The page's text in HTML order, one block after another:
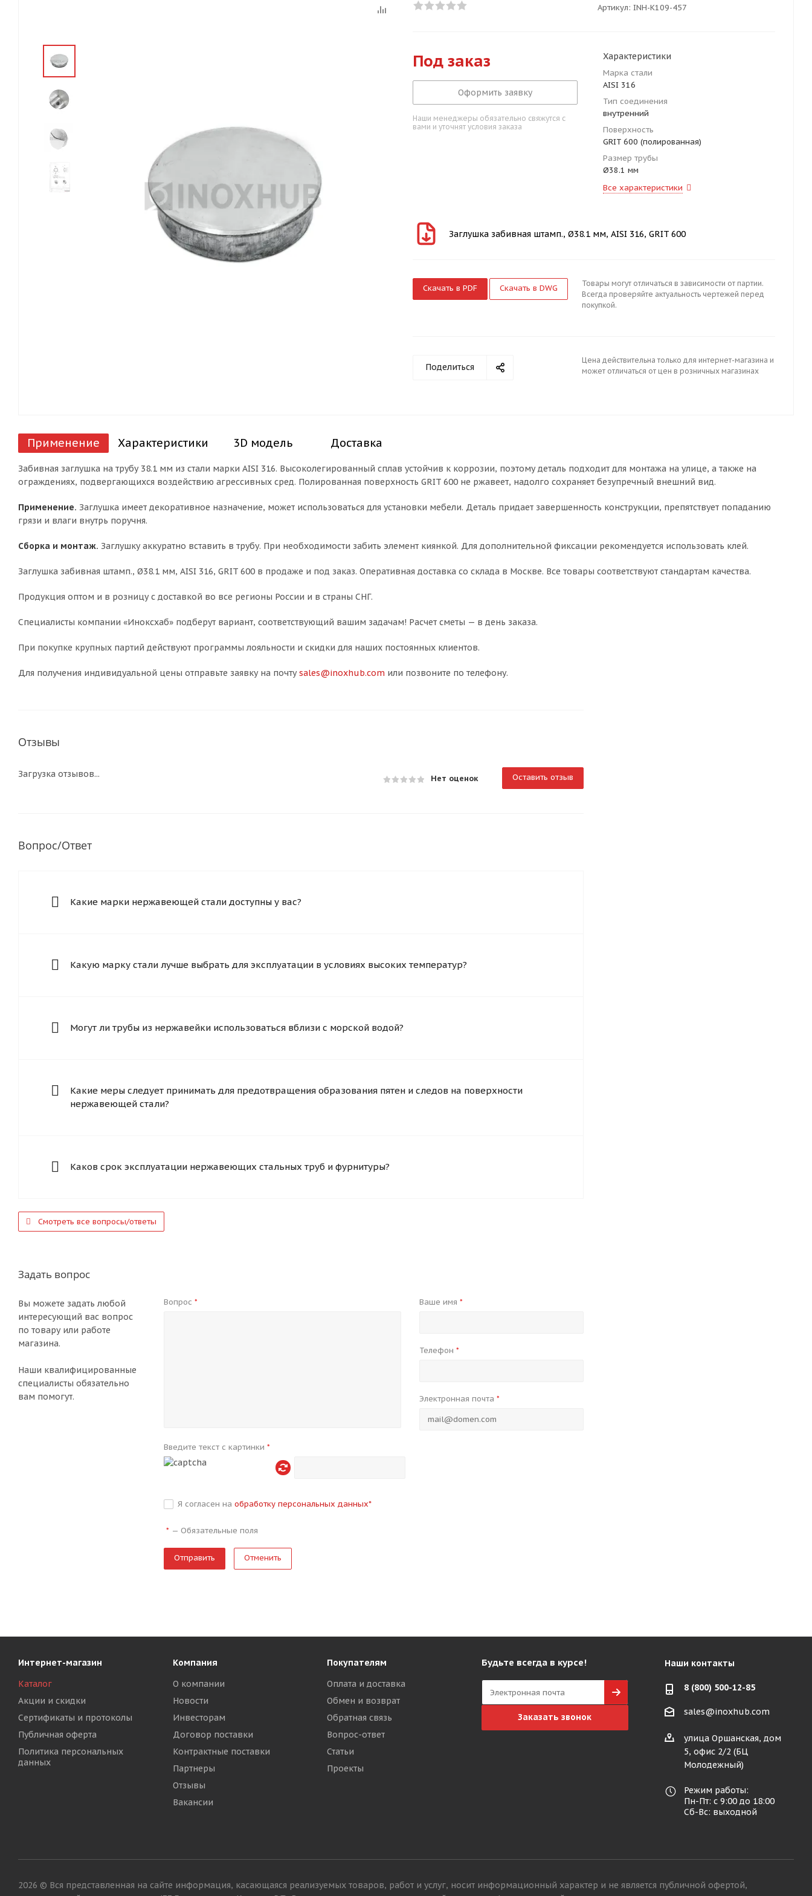
Артикул: INH-K109-457
Под заказ
Оформить заявку
Наши менеджеры обязательно свяжутся с
вами и уточнят условия заказа
Характеристики
Марка стали
AISI 316
Тип соединения
внутренний
Поверхность
GRIT 600 (полированная)
Размер трубы
Ø38.1 мм
Все характеристики
Заглушка забивная штамп., Ø38.1 мм, AISI 316, GRIT 600
Скачать в PDF Скачать в DWG
Товары могут отличаться в зависимости от партии.
Всегда проверяйте актуальность чертежей перед
покупкой.
Поделиться
Цена действительна только для интернет-магазина и
может отличаться от цен в розничных магазинах
Применение Характеристики 3D модель Доставка
Забивная заглушка на трубу 38.1 мм из стали марки AISI 316. Высоколегированный сплав устойчив к коррозии, поэтому деталь подходит для монтажа на улице, а также на
ограждениях, подвергающихся воздействию агрессивных сред. Полированная поверхность GRIT 600 не ржавеет, надолго сохраняет безупречный внешний вид.
Применение. Заглушка имеет декоративное назначение, может использоваться для установки мебели. Деталь придает завершенность конструкции, препятствует попаданию
грязи и влаги внутрь поручня.
Сборка и монтаж. Заглушку аккуратно вставить в трубу. При необходимости забить элемент киянкой. Для дополнительной фиксации рекомендуется использовать клей.
Заглушка забивная штамп., Ø38.1 мм, AISI 316, GRIT 600 в продаже и под заказ. Оперативная доставка со склада в Москве. Все товары соответствуют стандартам качества.
Продукция оптом и в розницу с доставкой во все регионы России и в страны СНГ.
Специалисты компании «Иноксхаб» подберут вариант, соответствующий вашим задачам! Расчет сметы — в день заказа.
При покупке крупных партий действуют программы лояльности и скидки для наших постоянных клиентов.
Для получения индивидуальной цены отправьте заявку на почтуsales@inoxhub.com или позвоните по телефону.
Отзывы
Нет оценок Оставить отзыв
Загрузка отзывов...
Вопрос/Ответ
Какие марки нержавеющей стали доступны у вас?
Какую марку стали лучше выбрать для эксплуатации в условиях высоких температур?
Могут ли трубы из нержавейки использоваться вблизи с морской водой?
Какие меры следует принимать для предотвращения образования пятен и следов на поверхности
нержавеющей стали?
Каков срок эксплуатации нержавеющих стальных труб и фурнитуры?
Смотреть все вопросы/ответы
Задать вопрос
Вы можете задать любой
интересующий вас вопрос
по товару или работе
магазина.
Наши квалифицированные
специалисты обязательно
вам помогут.
Вопрос* Ваше имя *
Телефон *
Электронная почта *
Введите текст с картинки*
Я согласен наобработку персональных данных*
* —Обязательные поля
Отменить
Интернет-магазин
Каталог
Акции и скидки
Сертификаты и протоколы
Публичная оферта
Политика персональных
данных
Компания
О компании
Новости
Инвесторам
Договор поставки
Контрактные поставки
Партнеры
Отзывы
Вакансии
Покупателям
Оплата и доставка
Обмен и возврат
Обратная связь
Вопрос-ответ
Статьи
Проекты
Будьте всегда в курсе!
Заказать звонок
Наши контакты
8 (800) 500-12-85
sales@inoxhub.com
улица Оршанская, дом
5, офис 2/2 (БЦ
Молодежный)
Режим работы:
Пн-Пт: с 9:00 до 18:00
Сб-Вс: выходной
2026 © Вся представленная на сайте информация, касающаяся реализуемых товаров, работ и услуг, носит информационный характер и не является публичной офертой,